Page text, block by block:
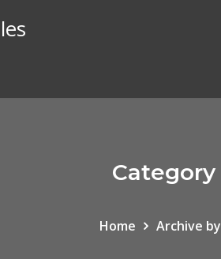
Home Archive